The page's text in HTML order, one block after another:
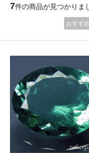
7件の商品が見つかりま
おすす